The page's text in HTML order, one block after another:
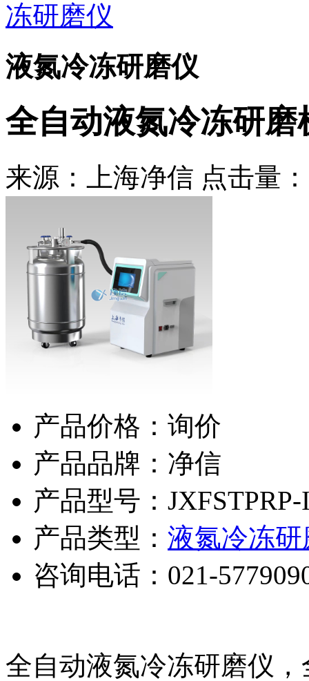
冻研磨仪
液氮冷冻研磨仪
全自动液氮冷冻研磨
来源：上海净信 点击量：
产品价格：询价
产品品牌：净信
产品型号：
产品类型： 液氮冷冻研
咨询电话： 021-
全自动液氮冷冻研磨仪